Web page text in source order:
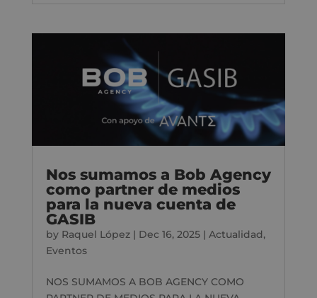
Nos sumamos a Bob Agency
como partner de medios
para la nueva cuenta de
GASIB
by Raquel López| Dec 16, 2025| Actualidad,
Eventos
NOS SUMAMOS A BOB AGENCY COMO